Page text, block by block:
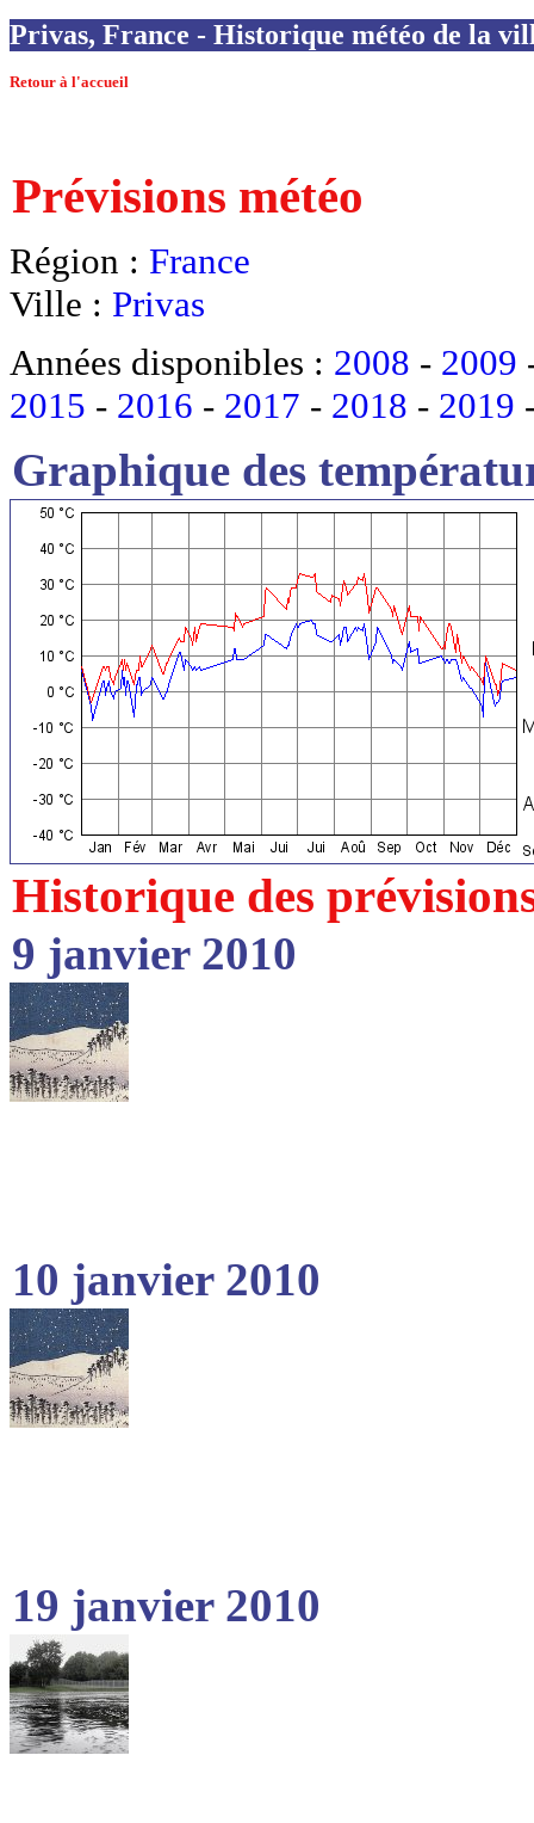
Privas, France - Historique météo de la
Retour à l'accueil
Prévisions météo
Région : France
Ville : Privas
Années disponibles : 2008 - 2009
2015 - 2016 - 2017 - 2018 - 2019
Graphique des
Historique des
9 janvier 2010
10 janvier 2010
19 janvier 2010